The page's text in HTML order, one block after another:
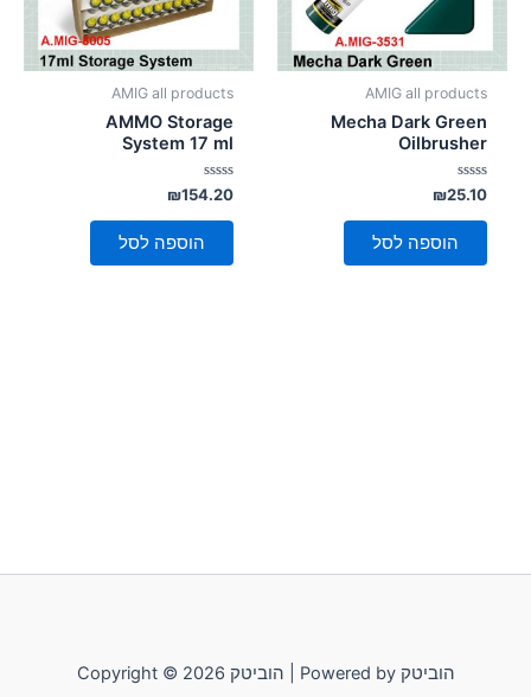
AMIG all products
Mecha Dark Green
Oilbrusher
דורג
0
מתוך
₪25.10
הוספה לסל
AMIG all products
AMMO Storage
System 17 ml
דורג
0
מתוך
₪154.20
הוספה לסל
Copyright © 2026 הוביטק | Powered by הוביטק